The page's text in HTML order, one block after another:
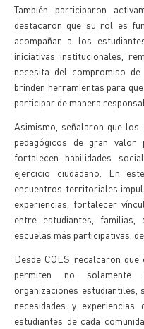
También participaron
destacaron que su rol es
acompañar a los
iniciativas institucionales,
necesita del compromiso
brinden herramientas para
participar de manera
Asimismo, señalaron que
pedagógicos de gran
fortalecen habilidades
ejercicio ciudadano. En
encuentros territoriales
experiencias, fortalecer
entre estudiantes, familias,
escuelas más participativas,
Desde COES recalcaron
permiten no solamente
organizaciones estudiantiles,
necesidades y
estudiantes de cada